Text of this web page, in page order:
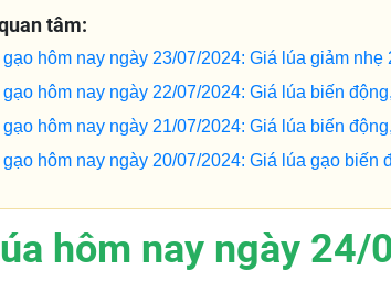
tâm:
hôm nay ngày 23/07/2024: Giá lúa giảm nhẹ
hôm nay ngày 22/07/2024: Giá lúa biến
hôm nay ngày 21/07/2024: Giá lúa biến
hôm nay ngày 20/07/2024: Giá lúa gạo biến
hôm nay ngày 24/